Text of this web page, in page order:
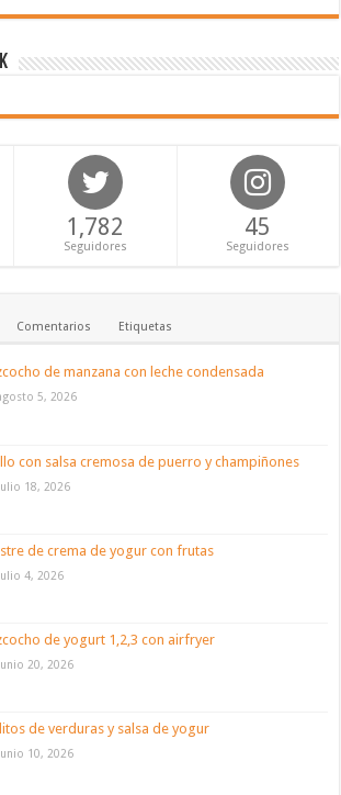
1,782
Seguidores
45
Seguidores
Comentarios Etiquetas
de manzana con leche condensada
5, 2026
con salsa cremosa de puerro y champiñones
18, 2026
de crema de yogur con frutas
4, 2026
de yogurt 1,2,3 con airfryer
20, 2026
de verduras y salsa de yogur
10, 2026